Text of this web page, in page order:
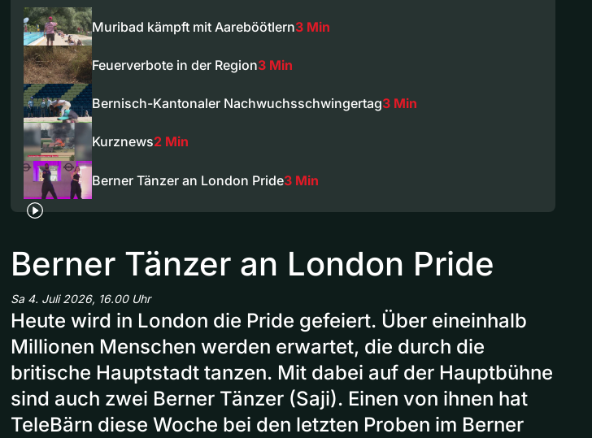
Muribad kämpft mit Aareböötlern3 Min
Feuerverbote in der Region3 Min
Bernisch-Kantonaler Nachwuchsschwingertag3 Min
Kurznews2 Min
Berner Tänzer an London Pride3 Min
Berner Tänzer an London Pride
Sa 4. Juli 2026, 16.00 Uhr
Heute wird in London die Pride gefeiert. Über eineinhalb
Millionen Menschen werden erwartet, die durch die
britische Hauptstadt tanzen. Mit dabei auf der Hauptbühne
sind auch zwei Berner Tänzer (Saji). Einen von ihnen hat
TeleBärn diese Woche bei den letzten Proben im Berner